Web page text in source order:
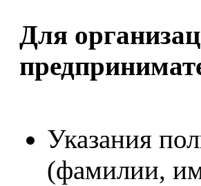
Для
Указания
(фамилии,